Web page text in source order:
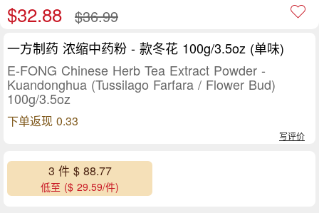
$32.88 $36.99
一方制药 浓缩中药粉 - 款冬花 100g/3.5oz (单味)
E-FONG Chinese Herb Tea Extract Powder -
Kuandonghua (Tussilago Farfara / Flower Bud)
100g/3.5oz
下单返现 0.33
写评价
3 件 $ 88.77
低至 ($ 29.59/件)